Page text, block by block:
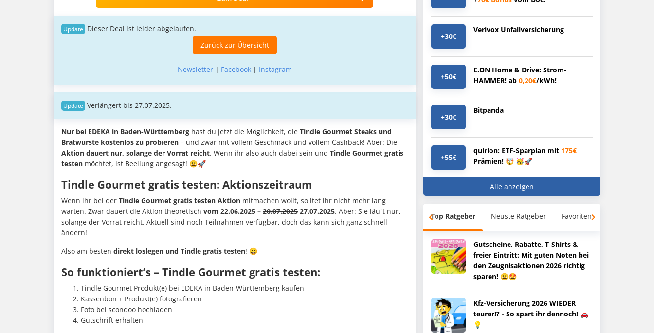
Dieser Deal ist leider abgelaufen.
Zurück zur Übersicht
Newsletter| Facebook| Instagram
Verlängert bis 27.07.2025.
Nur bei EDEKA in Baden-Württemberg hast du jetzt die Möglichkeit, die Tindle Gourmet Steaks und
Bratwürste kostenlos zu probieren – und zwar mit vollem Geschmack und vollem Cashback! Aber: Die
Aktion dauert nur, solange der Vorrat reicht. Wenn ihr also auch dabei sein und Tindle Gourmet gratis
testen möchtet, ist Beeilung angesagt! 😀🚀
Tindle Gourmet gratis testen: Aktionszeitraum
Wenn ihr bei der Tindle Gourmet gratis testen Aktion mitmachen wollt, solltet ihr nicht mehr lang
warten. Zwar dauert die Aktion theoretisch vom 22.06.2025 – 20.07.2025 27.07.2025. Aber: Sie läuft nur,
solange der Vorrat reicht. Aktuell sind noch Teilnahmen verfügbar, doch das kann sich ganz schnell
ändern!
Also am besten direkt loslegen und Tindle gratis testen! 😀
So funktioniert’s – Tindle Gourmet gratis testen:
Tindle Gourmet Produkt(e) bei EDEKA in Baden-Württemberg kaufen
Kassenbon + Produkt(e) fotografieren
Foto bei scondoo hochladen
Gutschrift erhalten
+30€
Verivox Unfallversicherung
+50€
E.ON Home & Drive: Strom-
HAMMER! ab 0,20€/kWh!
+30€
Bitpanda
+55€
quirion: ETF-Sparplan mit 175€
Prämien! 🤯 🥳🚀
Alle anzeigen
Top Ratgeber Neuste Ratgeber Favoriten
Gutscheine, Rabatte, T-Shirts &
freier Eintritt: Mit guten Noten bei
den Zeugnisaktionen 2026 richtig
sparen! 😀🤩
Kfz-Versicherung 2026 WIEDER
teurer!? - So spart ihr dennoch! 🚗
💡